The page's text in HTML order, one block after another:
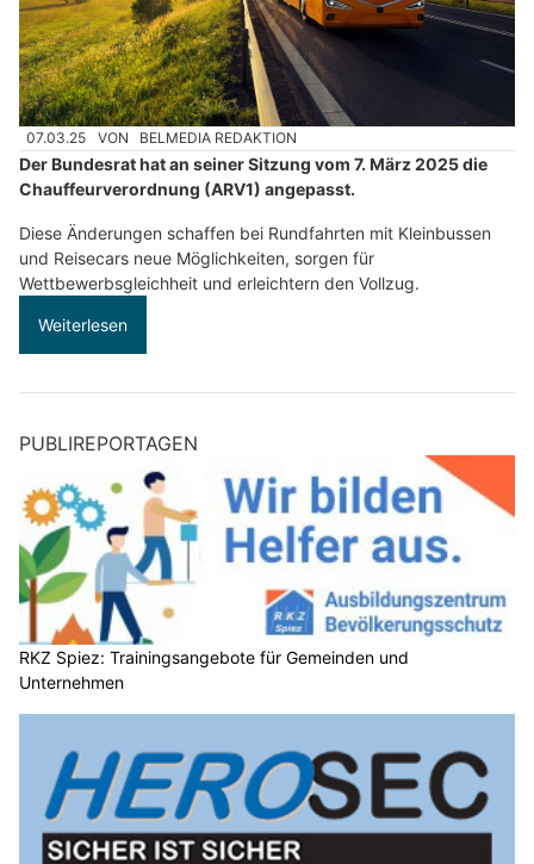
07.03.25 VON BELMEDIA REDAKTION
Der Bundesrat hat an seiner Sitzung vom 7. März 2025 die
Chauffeurverordnung (ARV1) angepasst.
Diese Änderungen schaffen bei Rundfahrten mit Kleinbussen
und Reisecars neue Möglichkeiten, sorgen für
Wettbewerbsgleichheit und erleichtern den Vollzug.
Weiterlesen
PUBLIREPORTAGEN
RKZ Spiez: Trainingsangebote für Gemeinden und
Unternehmen